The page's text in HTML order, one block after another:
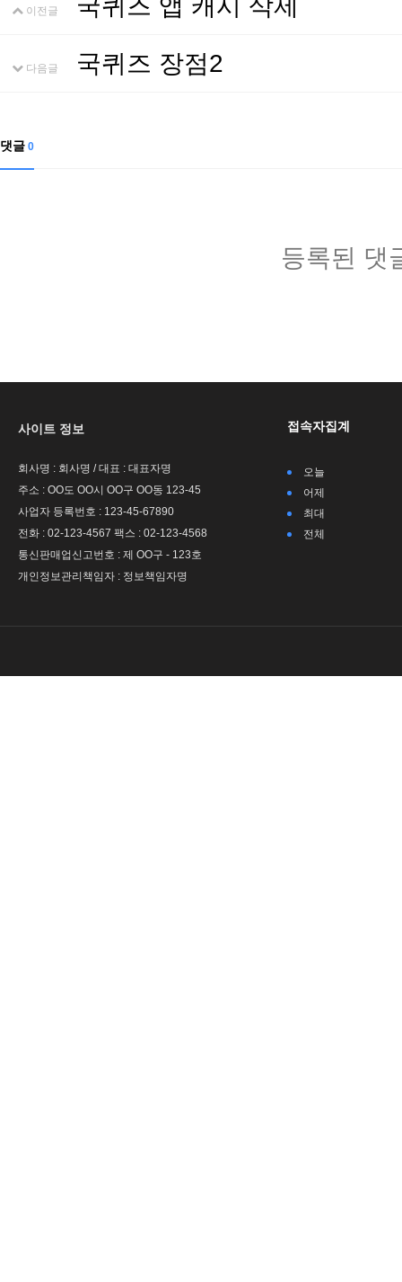
이전글 국퀴즈 앱 캐시 삭제
다음글 국퀴즈 장점2
댓글 0
등록된 댓
사이트 정보
회사명 : 회사명 / 대표 : 대표자명
주소 : OO도 OO시 OO구 OO동 123-45
사업자 등록번호 : 123-45-67890
전화 : 02-123-4567 팩스 : 02-123-4568
통신판매업신고번호 : 제 OO구 - 123호
개인정보관리책임자 : 정보책임자명
접속자집계
오늘
어제
최대
전체